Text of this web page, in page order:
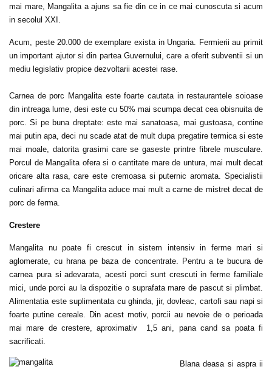
mai mare, Mangalita a ajuns sa fie din ce in ce mai cunoscuta si acum
in secolul XXI.
Acum, peste 20.000 de exemplare exista in Ungaria. Fermierii au primit
un important ajutor si din partea Guvernului, care a oferit subventii si un
mediu legislativ propice dezvoltarii acestei rase.
Carnea de porc Mangalita este foarte cautata in restaurantele soioase
din intreaga lume, desi este cu 50% mai scumpa decat cea obisnuita de
porc. Si pe buna dreptate: este mai sanatoasa, mai gustoasa, contine
mai putin apa, deci nu scade atat de mult dupa pregatire termica si este
mai moale, datorita grasimi care se gaseste printre fibrele musculare.
Porcul de Mangalita ofera si o cantitate mare de untura, mai mult decat
oricare alta rasa, care este cremoasa si puternic aromata. Specialistii
culinari afirma ca Mangalita aduce mai mult a carne de mistret decat de
porc de ferma.
Crestere
Mangalita nu poate fi crescut in sistem intensiv in ferme mari si
aglomerate, cu hrana pe baza de concentrate. Pentru a te bucura de
carnea pura si adevarata, acesti porci sunt crescuti in ferme familiale
mici, unde porci au la dispozitie o suprafata mare de pascut si plimbat.
Alimentatia este suplimentata cu ghinda, jir, dovleac, cartofi sau napi si
foarte putine cereale. Din acest motiv, porcii au nevoie de o perioada
mai mare de crestere, aproximativ 1,5 ani, pana cand sa poata fi
sacrificati.
Blana deasa si aspra ii